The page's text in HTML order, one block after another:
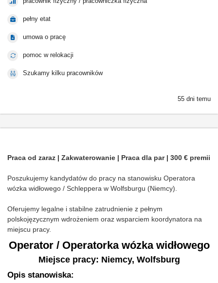
pełny etat
umowa o pracę
pomoc w relokacji
Szukamy kilku pracowników
55 dni temu
Praca od zaraz | Zakwaterowanie | Praca dla par | 300 € premii
Poszukujemy kandydatów do pracy na stanowisku Operatora
wózka widłowego / Schleppera w Wolfsburgu (Niemcy).
Oferujemy legalne i stabilne zatrudnienie z pełnym
polskojęzycznym wdrożeniem oraz wsparciem koordynatora na
miejscu pracy.
Operator / Operatorka wózka widłowego
Miejsce pracy: Niemcy, Wolfsburg
Opis stanowiska: